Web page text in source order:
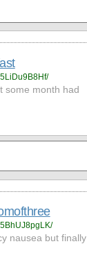
some month had
nausea but finally